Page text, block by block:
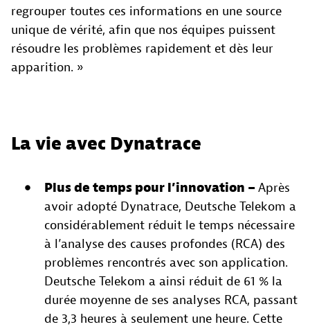
regrouper toutes ces informations en une source
unique de vérité, afin que nos équipes puissent
résoudre les problèmes rapidement et dès leur
apparition. »
La vie avec Dynatrace
Plus de temps pour l’innovation – Après
avoir adopté Dynatrace, Deutsche Telekom a
considérablement réduit le temps nécessaire
à l’analyse des causes profondes (RCA) des
problèmes rencontrés avec son application.
Deutsche Telekom a ainsi réduit de 61 % la
durée moyenne de ses analyses RCA, passant
de 3,3 heures à seulement une heure. Cette